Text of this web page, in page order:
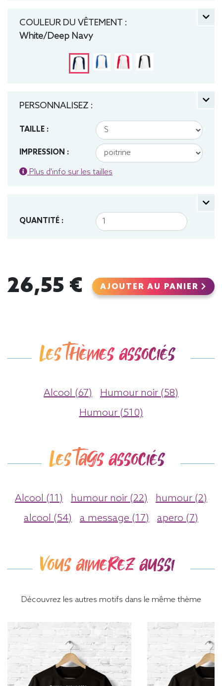
COULEUR DU VÊTEMENT :
White/Deep Navy
PERSONNALISEZ :
TAILLE :
IMPRESSION :
Plus d'info sur les tailles
QUANTITÉ :
26,55 € AJOUTER AU PANIER
Les thèmes associés
Alcool (67)
Humour noir (58)
Humour (510)
Les tags associés
Alcool (11) humour noir (22)
humour (2)
alcool (54)
a message (17) apero (7)
Vous aimerez aussi
Découvrez les autres motifs dans le même thème